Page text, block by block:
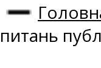
питань